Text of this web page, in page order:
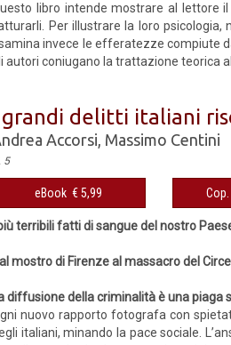
libro intende mostrare al lettore
Per illustrare la loro
invece le efferatezze compiute
autori coniugano la trattazione teorica
grandi delitti italiani
Accorsi, Massimo Centini
5
eBook € 5,99
più terribili fatti di sangue del nostro
mostro di Firenze al massacro del
diffusione della criminalità è una piaga
nuovo rapporto fotografa con
italiani, minando la pace sociale.